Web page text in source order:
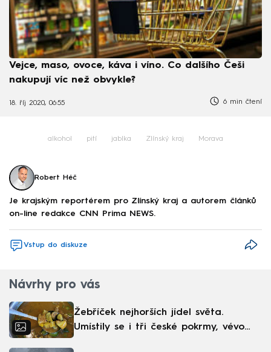
Vejce, maso, ovoce, káva i víno. Co dalšího Češi
nakupují víc než obvykle?
18. říj 2020, 06:55 6 min čtení
alkohol pití jablka Zlínský kraj Morava
Robert Héč
Je krajským reportérem pro Zlínský kraj a autorem článků
on-line redakce CNN Prima NEWS.
Vstup do diskuze
Návrhy pro vás
Žebříček nejhorších jídel světa.
Umístily se i tři české pokrmy, vévodí